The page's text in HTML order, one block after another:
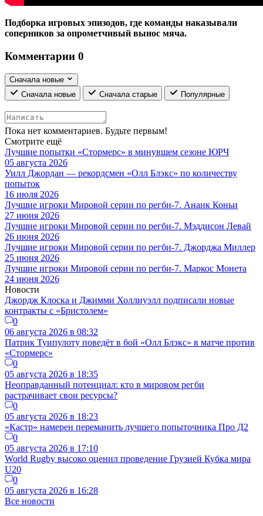
Подборка игровых эпизодов, где команды наказывали
соперников за опрометчивый вынос мяча.
Комментарии 0
Сначала новые
Сначала новые
Сначала старые Популярные
Пока нет комментариев. Будьте первым!
Смотрите ещё
Лучшие попытки «Стормерс» в минувшем сезоне ЮРЧ
05 августа 2026
Уилл Джордан — рекордсмен «Олл Блэкс» по количеству
попыток
16 июля 2026
Лучшие игроки Мировой серии по регби-7. Анаик Коньи
27 июня 2026
Лучшие игроки Мировой серии по регби-7. Мэддисон Левай
26 июня 2026
Лучшие игроки Мировой серии по регби-7. Джорджа Миллер
25 июня 2026
Лучшие игроки Мировой серии по регби-7. Маркос Монета
24 июня 2026
Новости
Джордж Клоска и Джимми Холлиуэлл подписали новые
контракты с «Бристолем»
0
06 августа 2026 в 08:32
Патрик Туипулоту поведёт в бой «Олл Блэкс» в матче против
«Стормерс»
0
05 августа 2026 в 18:35
Неоправданный потенциал: кто в мировом регби
растрачивает свои ресурсы?
0
05 августа 2026 в 18:23
«Кастр» намерен переманить лучшего попыточника Про Д2
0
05 августа 2026 в 17:10
World Rugby высоко оценил проведение Грузией Кубка мира
U20
0
05 августа 2026 в 16:28
Все новости